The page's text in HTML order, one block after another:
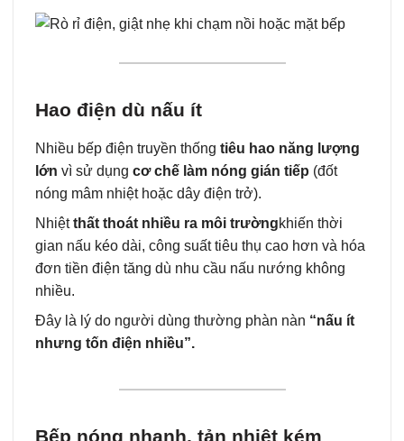
Hao điện dù nấu ít
Nhiều bếp điện truyền thống tiêu hao năng lượng
lớn vì sử dụng cơ chế làm nóng gián tiếp (đốt
nóng mâm nhiệt hoặc dây điện trở).
Nhiệtthất thoát nhiều ra môi trườngkhiến thời
gian nấu kéo dài, công suất tiêu thụ cao hơn và hóa
đơn tiền điện tăng dù nhu cầu nấu nướng không
nhiều.
Đây là lý do người dùng thường phàn nàn “nấu ít
nhưng tốn điện nhiều”.
Bếp nóng nhanh, tản nhiệt kém